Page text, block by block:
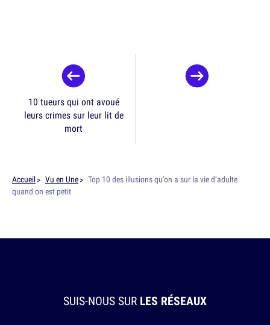
10 tueurs qui ont avoué
leurs crimes sur leur lit de
mort
Accueil Vu en Une
Top 10 des illusions qu’on a sur la vie d’adulte
quand on est petit
SUIS-NOUS SUR LES RÉSEAUX